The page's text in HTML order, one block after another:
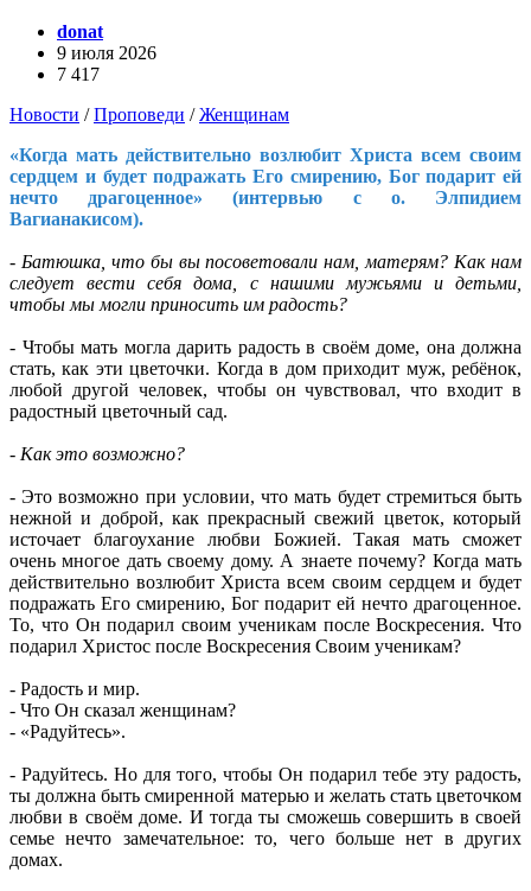
donat
9 июля 2026
7 417
Новости /Проповеди /Женщинам
«Когда мать действительно возлюбит Христа всем своим
сердцем и будет подражать Его смирению, Бог подарит ей
нечто драгоценное» (интервью с о. Элпидием
Вагианакисом).
- Батюшка, что бы вы посоветовали нам, матерям? Как нам
следует вести себя дома, с нашими мужьями и детьми,
чтобы мы могли приносить им радость?
- Чтобы мать могла дарить радость в своём доме, она должна
стать, как эти цветочки. Когда в дом приходит муж, ребёнок,
любой другой человек, чтобы он чувствовал, что входит в
радостный цветочный сад.
- Как это возможно?
- Это возможно при условии, что мать будет стремиться быть
нежной и доброй, как прекрасный свежий цветок, который
источает благоухание любви Божией. Такая мать сможет
очень многое дать своему дому. А знаете почему? Когда мать
действительно возлюбит Христа всем своим сердцем и будет
подражать Его смирению, Бог подарит ей нечто драгоценное.
То, что Он подарил своим ученикам после Воскресения. Что
подарил Христос после Воскресения Своим ученикам?
- Радость и мир.
- Что Он сказал женщинам?
- «Радуйтесь».
- Радуйтесь. Но для того, чтобы Он подарил тебе эту радость,
ты должна быть смиренной матерью и желать стать цветочком
любви в своём доме. И тогда ты сможешь совершить в своей
семье нечто замечательное: то, чего больше нет в других
домах.